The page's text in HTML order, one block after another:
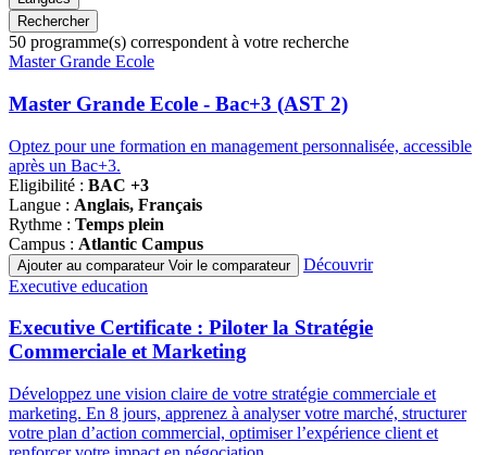
Rechercher
50 programme(s) correspondent à votre recherche
Famille
programmes
Master Grande Ecole
Master Grande Ecole - Bac+3 (AST 2)
Optez pour une formation en management personnalisée, accessible
après un Bac+3.
Eligibilité : BAC +3
Langue : Anglais, Français
Rythme : Temps plein
Campus : Atlantic Campus
Ajouter au comparateur Voir le comparateur
Découvrir
Famille
programmes
Executive education
Executive Certificate : Piloter la Stratégie
Commerciale et Marketing
Développez une vision claire de votre stratégie commerciale et
marketing. En 8 jours, apprenez à analyser votre marché, structurer
votre plan d’action commercial, optimiser l’expérience client et